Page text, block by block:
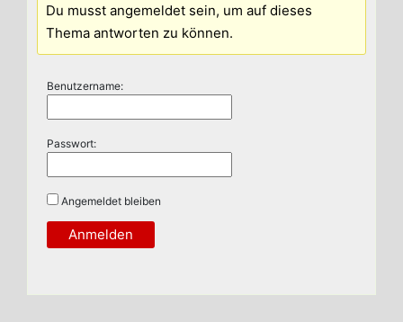
Du musst angemeldet sein, um auf dieses
Thema antworten zu können.
Benutzername:
Passwort:
Angemeldet bleiben
Anmelden